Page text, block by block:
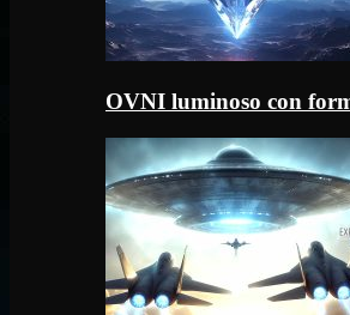
OVNI luminoso con